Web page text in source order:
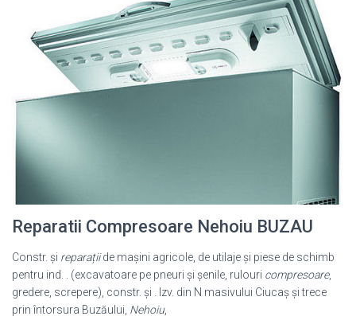
Reparatii Compresoare Nehoiu BUZAU
Constr. și reparațiide mașini agricole, de utilaje și piese de schimb
pentru ind. . (excavatoare pe pneuri și șenile, rulouri compresoare,
gredere, screpere), constr. și . Izv. din N masivului Ciucaș și trece
prin întorsura Buzăului, Nehoiu,